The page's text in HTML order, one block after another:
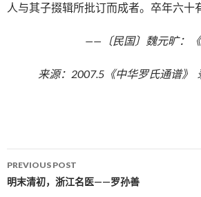
人与其子掇辑所批订而成者。卒年六十
——〔民国〕魏元旷：
来源：2007.5《中华罗氏通谱
Post navigation
PREVIOUS POST
明末清初，浙江名医——罗孙善